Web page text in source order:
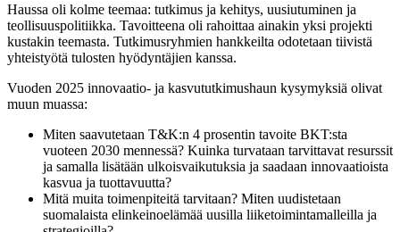
Haussa oli kolme teemaa: tutkimus ja kehitys, uusiutuminen ja
teollisuuspolitiikka. Tavoitteena oli rahoittaa ainakin yksi projekti
kustakin teemasta. Tutkimusryhmien hankkeilta odotetaan tiivistä
yhteistyötä tulosten hyödyntäjien kanssa.
Vuoden 2025 innovaatio- ja kasvututkimushaun kysymyksiä olivat
muun muassa:
Miten saavutetaan T&K:n 4 prosentin tavoite BKT:sta
vuoteen 2030 mennessä? Kuinka turvataan tarvittavat resurssit
ja samalla lisätään ulkoisvaikutuksia ja saadaan innovaatioista
kasvua ja tuottavuutta?
Mitä muita toimenpiteitä tarvitaan? Miten uudistetaan
suomalaista elinkeinoelämää uusilla liiketoimintamalleilla ja